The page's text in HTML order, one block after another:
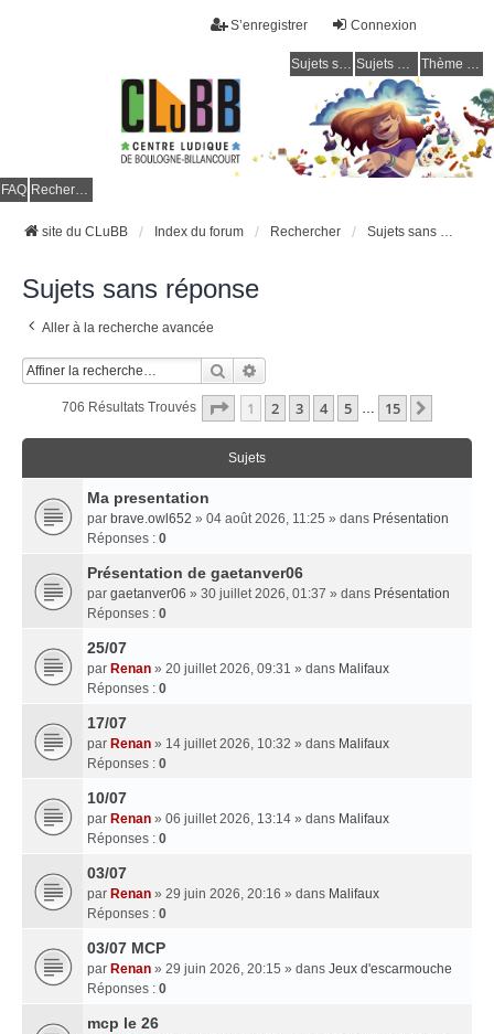
Connexion
S’enregistrer
Sujets sans réponse Sujets actifs Thème clair / foncé
FAQ Rechercher
site du CLuBB Index du forum Rechercher Sujets sans réponse
Sujets sans réponse
Aller à la recherche avancée
Rechercher
706 Résultats Trouvés Page 1Sur
1 2 3 4 5 … 15
Sujets
Ma presentation
par brave.owl652 » 04 août 2026, 11:25 » dans Présentation
Réponses : 0
Présentation de gaetanver06
par gaetanver06 » 30 juillet 2026, 01:37 » dans Présentation
Réponses : 0
25/07
par Renan » 20 juillet 2026, 09:31 » dans Malifaux
Réponses : 0
17/07
par Renan » 14 juillet 2026, 10:32 » dans Malifaux
Réponses : 0
10/07
par Renan » 06 juillet 2026, 13:14 » dans Malifaux
Réponses : 0
03/07
par Renan » 29 juin 2026, 20:16 » dans Malifaux
Réponses : 0
03/07 MCP
par Renan » 29 juin 2026, 20:15 » dans Jeux d'escarmouche
Réponses : 0
mcp le 26